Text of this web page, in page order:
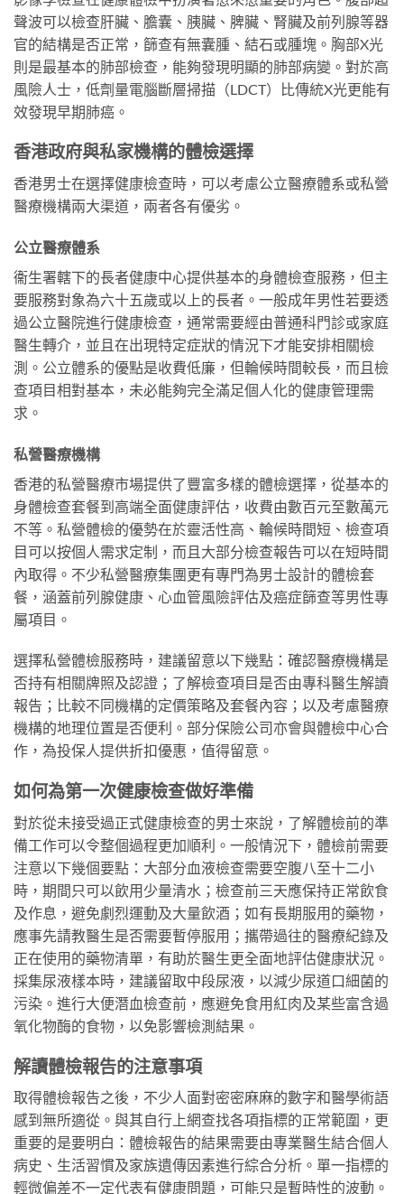
聲波可以檢查肝臟、膽囊、胰臟、脾臟、腎臟及前列腺等器
官的結構是否正常，篩查有無囊腫、結石或腫塊。胸部X光
則是最基本的肺部檢查，能夠發現明顯的肺部病變。對於高
風險人士，低劑量電腦斷層掃描（LDCT）比傳統X光更能有
效發現早期肺癌。
香港政府與私家機構的體檢選擇
香港男士在選擇健康檢查時，可以考慮公立醫療體系或私營
醫療機構兩大渠道，兩者各有優劣。
公立醫療體系
衞生署轄下的長者健康中心提供基本的身體檢查服務，但主
要服務對象為六十五歲或以上的長者。一般成年男性若要透
過公立醫院進行健康檢查，通常需要經由普通科門診或家庭
醫生轉介，並且在出現特定症狀的情況下才能安排相關檢
測。公立體系的優點是收費低廉，但輪候時間較長，而且檢
查項目相對基本，未必能夠完全滿足個人化的健康管理需
求。
私營醫療機構
香港的私營醫療市場提供了豐富多樣的體檢選擇，從基本的
身體檢查套餐到高端全面健康評估，收費由數百元至數萬元
不等。私營體檢的優勢在於靈活性高、輪候時間短、檢查項
目可以按個人需求定制，而且大部分檢查報告可以在短時間
內取得。不少私營醫療集團更有專門為男士設計的體檢套
餐，涵蓋前列腺健康、心血管風險評估及癌症篩查等男性專
屬項目。
選擇私營體檢服務時，建議留意以下幾點：確認醫療機構是
否持有相關牌照及認證；了解檢查項目是否由專科醫生解讀
報告；比較不同機構的定價策略及套餐內容；以及考慮醫療
機構的地理位置是否便利。部分保險公司亦會與體檢中心合
作，為投保人提供折扣優惠，值得留意。
如何為第一次健康檢查做好準備
對於從未接受過正式健康檢查的男士來說，了解體檢前的準
備工作可以令整個過程更加順利。一般情況下，體檢前需要
注意以下幾個要點：大部分血液檢查需要空腹八至十二小
時，期間只可以飲用少量清水；檢查前三天應保持正常飲食
及作息，避免劇烈運動及大量飲酒；如有長期服用的藥物，
應事先請教醫生是否需要暫停服用；攜帶過往的醫療紀錄及
正在使用的藥物清單，有助於醫生更全面地評估健康狀況。
採集尿液樣本時，建議留取中段尿液，以減少尿道口細菌的
污染。進行大便潛血檢查前，應避免食用紅肉及某些富含過
氧化物酶的食物，以免影響檢測結果。
解讀體檢報告的注意事項
取得體檢報告之後，不少人面對密密麻麻的數字和醫學術語
感到無所適從。與其自行上網查找各項指標的正常範圍，更
重要的是要明白：體檢報告的結果需要由專業醫生結合個人
病史、生活習慣及家族遺傳因素進行綜合分析。單一指標的
輕微偏差不一定代表有健康問題，可能只是暫時性的波動。